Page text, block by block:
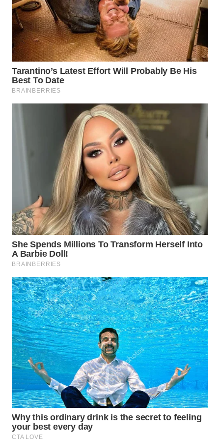
WN
SOLO
WN
BOROBUDUR
WN
MADURA
WN
BINTAN
WN
MANDALIKA
LIKUPANG
WN
LABUANBAJO
WN
BORNEO
Wahana
Media
Group
WAHANA
NEWS